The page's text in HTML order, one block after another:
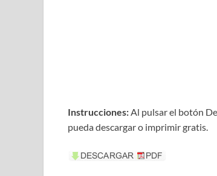
Instrucciones:Al pulsar el botón
pueda descargar o imprimir gratis.